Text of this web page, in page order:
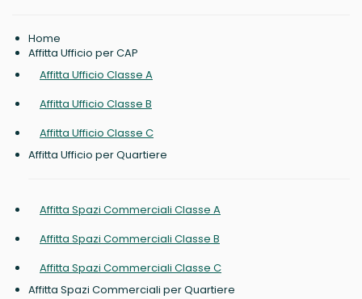
Home
Affitta Ufficio per CAP
Affitta Ufficio Classe A
Affitta Ufficio Classe B
Affitta Ufficio Classe C
Affitta Ufficio per Quartiere
Affitta Spazi Commerciali Classe A
Affitta Spazi Commerciali Classe B
Affitta Spazi Commerciali Classe C
Affitta Spazi Commerciali per Quartiere